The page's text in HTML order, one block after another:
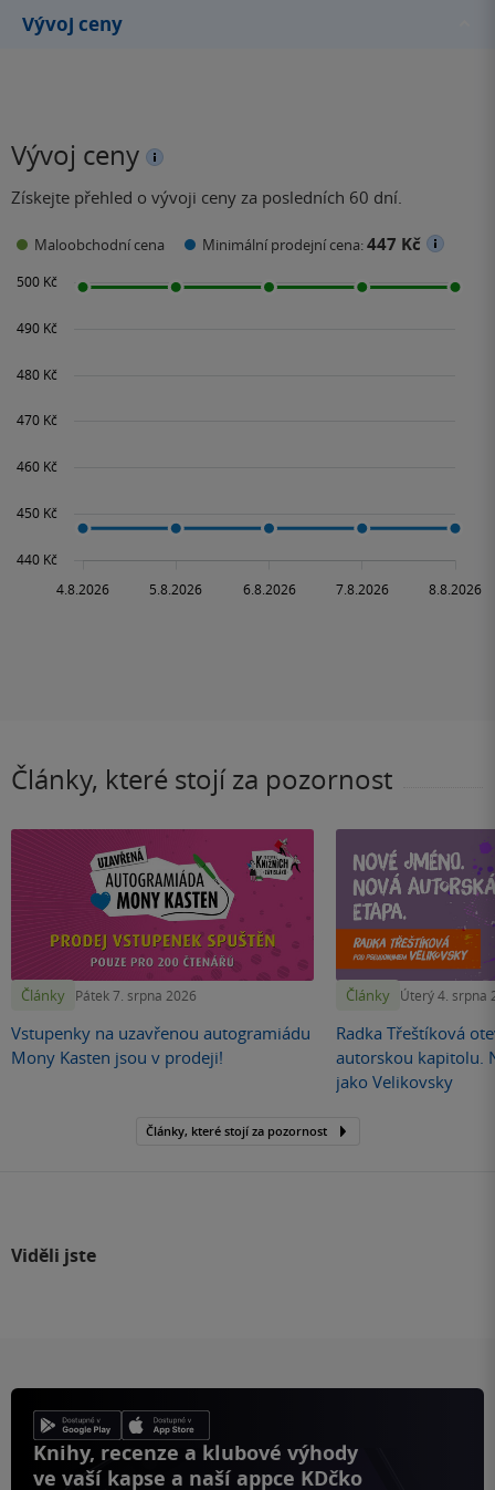
Vývoj ceny
Vývoj ceny
Získejte přehled o vývoji ceny za posledních 60 dní.
Maloobchodní cena Minimální prodejní cena:447 Kč
Články, které stojí za pozornost
Články Pátek 7. srpna 2026
Vstupenky na uzavřenou autogramiádu
Mony Kasten jsou v prodeji!
Články Úterý 4. srpna
Radka Třeštíková
autorskou kapitolu.
jako Velikovsky
Články, které stojí za pozornost
Viděli jste
Knihy, recenze a klubové výhody
ve vaší kapse a naší appce KDčko